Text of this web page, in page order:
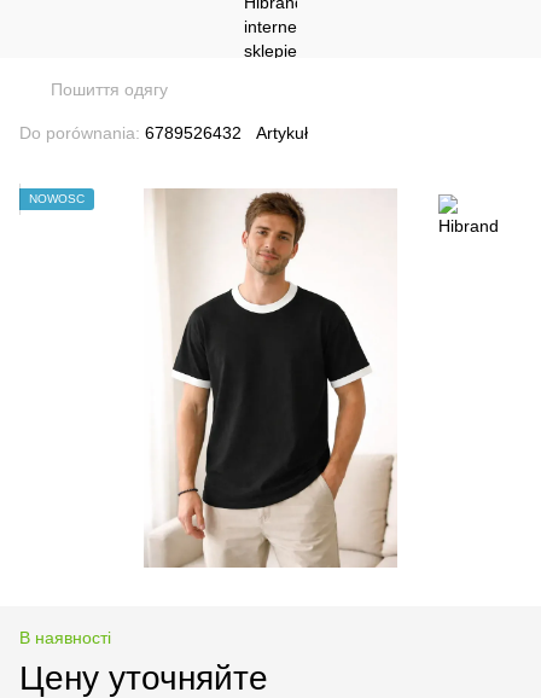
Пошиття одягу
Do porównania: 6789526432 Artykuł
NOWOŚĆ
В наявності
Цену уточняйте